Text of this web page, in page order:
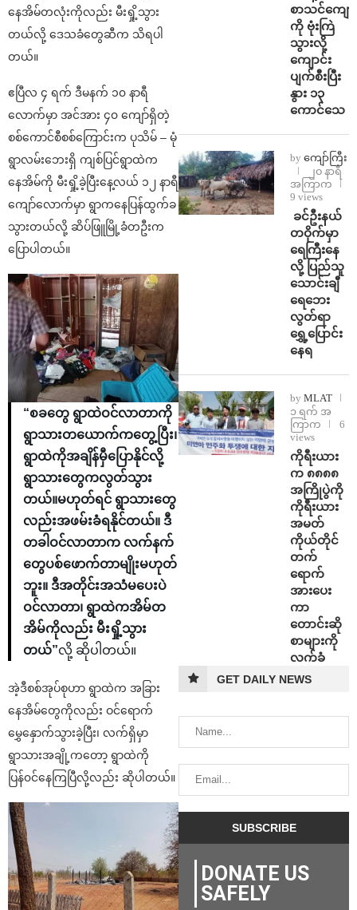
နေအိမ်တလုံးကိုလည်း မီးရှို့သွား
တယ်လို့ ဒေသခံတွေဆီက သိရပါ
တယ်။
ဧပြီလ ၄ ရက် ဒီမနက် ၁၀ နာရီ
လောက်မှာ အင်အား ၄၀ ကျော်ရှိတဲ့
စစ်ကောင်စီစစ်ကြောင်းက ပုသိမ် – မုံ
ရွာလမ်းဘေးရှိ ကျစ်ပြင်ရွာထဲက
နေအိမ်ကို မီးရှို့ခဲ့ပြီးနေ့လယ် ၁၂ နာရီ
ကျော်လောက်မှာ ရွာကနေပြန်ထွက်ခ
သွားတယ်လို့ ဆိပ်ဖြူမြို့ခံတဦးက
ပြောပါတယ်။
“စခတွေ ရွာထဲဝင်လာတာကို
ရွာသားတယောက်ကတွေ့ပြီး၊
ရွာထဲကိုအချိန်မှီပြောနိုင်လို့
ရွာသားတွေကလွတ်သွား
တယ်။မဟုတ်ရင် ရွာသားတွေ
လည်းအဖမ်းခံရနိုင်တယ်။ ဒီ
တခါဝင်လာတာက လက်နက်
တွေပစ်ဖောက်တာမျိုးမဟုတ်
ဘူး။ ဒီအတိုင်းအသံမပေးပဲ
ဝင်လာတာ၊ ရွာထဲကအိမ်တ
အိမ်ကိုလည်း မီးရှို့သွား
တယ်”လို့ ဆိုပါတယ်။
အဲ့ဒီစစ်အုပ်စုဟာ ရွာထဲက အခြား
နေအိမ်တွေကိုလည်း ဝင်ရောက်
မွှေနှောက်သွားခဲ့ပြီး၊ လက်ရှိမှာ
ရွာသားအချို့ကတော့ ရွာထဲကို
ပြန်၀င်နေကြပြီလို့လည်း ဆိုပါတယ်။
စာသင်ကျော
ကို ဗုံးကြဲ
သွားလို့
ကျောင်း
ပျက်စီးပြီး
နွား ၁၃
ကောင်သေ
by ကျော်ကြီး
၂၀ နာရီ
အကြာက
9 views
⁩ ⁨ခင်ဦးနယ်
တဝိုက်မှာ
ရေကြီးနေ
လို့ ပြည်သူ
သောင်းချီ
ရေဘေး
လွတ်ရာ
ရွှေ့ပြောင်း
နေရ
by MLAT
၁ ရက် အ
ကြာက
6
views
ကိုရီးယား
က ၈၈၈၈
အကြိုပွဲကို
ကိုရီးယား
အမတ်
ကိုယ်တိုင်
တက်
ရောက်
အားပေး
ကာ
တောင်းဆို
စာများကို
လက်ခံ
GET DAILY NEWS
DONATE US
SAFELY